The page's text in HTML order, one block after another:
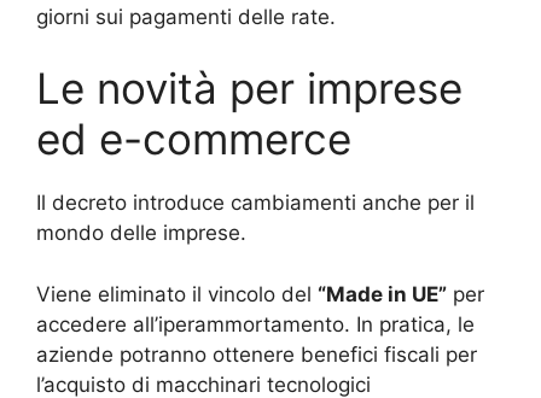
giorni sui pagamenti delle rate.
Le novità per imprese
ed e-commerce
Il decreto introduce cambiamenti anche per il
mondo delle imprese.
Viene eliminato il vincolo del “Made in UE” per
accedere all’iperammortamento. In pratica, le
aziende potranno ottenere benefici fiscali per
l’acquisto di macchinari tecnologici